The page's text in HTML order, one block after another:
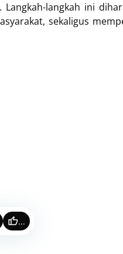
langkah ini
sekaligus
...